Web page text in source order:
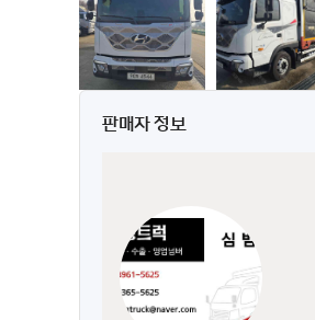
판매자 정보